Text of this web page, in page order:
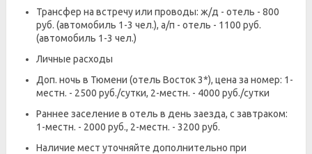
Трансфер на встречу или проводы: ж/д - отель - 800
руб. (автомобиль 1-3 чел.), а/п - отель - 1100 руб.
(автомобиль 1-3 чел.)
Личные расходы
Доп. ночь в Тюмени (отель Восток 3*), цена за номер: 1-
местн. - 2500 руб./сутки, 2-местн. - 4000 руб./сутки
Раннее заселение в отель в день заезда, с завтраком:
1-местн. - 2000 руб., 2-местн. - 3200 руб.
Наличие мест уточняйте дополнительно при